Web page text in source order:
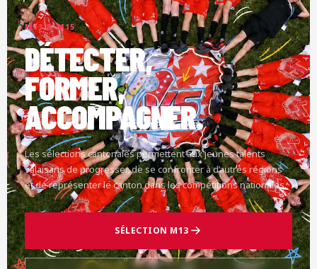
M13 & M15
DÉTECTER,
FORMER,
ACCOMPAGNER.
Les sélections cantonales permettent aux jeunes talents
valaisans de progresser, de se confronter à d’autres régions
et de représenter le canton dans les compétitions nationales.
SÉLECTION M13